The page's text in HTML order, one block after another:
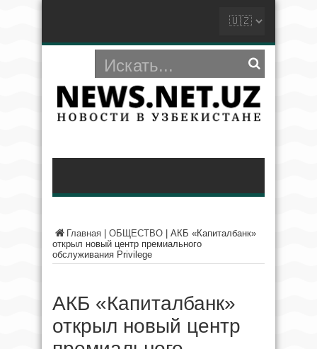
Главная ОБЩЕСТВО
АКБ «Капиталбанк»
открыл новый центр премиального
обслуживания Privilege
АКБ «Капиталбанк»
открыл новый центр